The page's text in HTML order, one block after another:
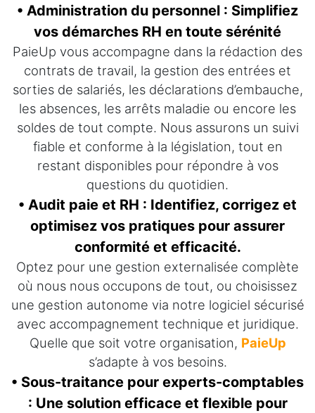
• Administration du personnel : Simplifiez
vos démarches RH en toute sérénité
PaieUp vous accompagne dans la rédaction des
contrats de travail, la gestion des entrées et
sorties de salariés, les déclarations d’embauche,
les absences, les arrêts maladie ou encore les
soldes de tout compte. Nous assurons un suivi
fiable et conforme à la législation, tout en
restant disponibles pour répondre à vos
questions du quotidien.
• Audit paie et RH : Identifiez, corrigez et
optimisez vos pratiques pour assurer
conformité et efficacité.
Optez pour une gestion externalisée complète
où nous nous occupons de tout, ou choisissez
une gestion autonome via notre logiciel sécurisé
avec accompagnement technique et juridique.
Quelle que soit votre organisation, PaieUp
s’adapte à vos besoins.
• Sous-traitance pour experts-comptables
: Une solution efficace et flexible pour